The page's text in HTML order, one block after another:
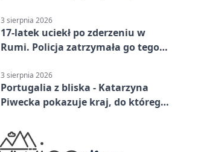
3 sierpnia 2026
17-latek uciekł po zderzeniu w
Rumi. Policja zatrzymała go tego
3 sierpnia 2026
Portugalia z bliska - Katarzyna
Piwecka pokazuje kraj, do którego